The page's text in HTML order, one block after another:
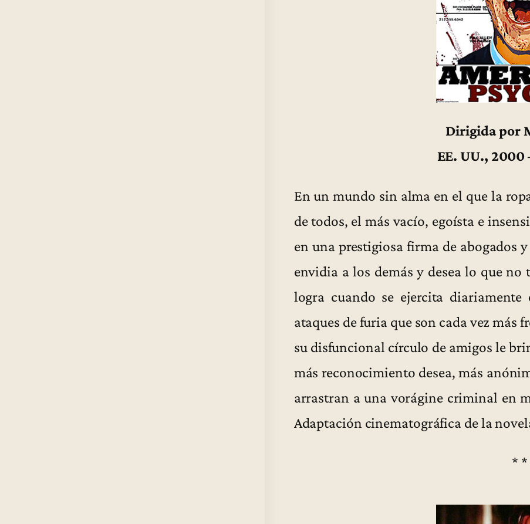
Dirigida por
EE. UU., 2000
En un mundo sin alma en el que la
de todos, el más vacío, egoísta e
en una prestigiosa firma de abogados
envidia a los demás y desea lo que
logra cuando se ejercita
ataques de furia que son cada vez más
su disfuncional círculo de amigos le
más reconocimiento desea, más
arrastran a una vorágine criminal en
Adaptación cinematográfica de la
*